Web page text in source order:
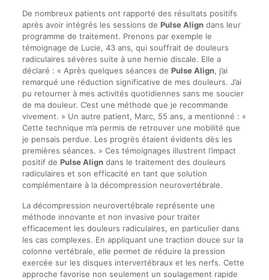
De nombreux patients ont rapporté des résultats positifs
après avoir intégrés les sessions de Pulse Aligndans leur
programme de traitement. Prenons par exemple le
témoignage de Lucie, 43 ans, qui souffrait de douleurs
radiculaires sévères suite à une hernie discale. Elle a
déclaré : « Après quelques séances de Pulse Align, j’ai
remarqué une réduction significative de mes douleurs. J’ai
pu retourner à mes activités quotidiennes sans me soucier
de ma douleur. C’est une méthode que je recommande
vivement. » Un autre patient, Marc, 55 ans, a mentionné : «
Cette technique m’a permis de retrouver une mobilité que
je pensais perdue. Les progrès étaient évidents dès les
premières séances. » Ces témoignages illustrent l’impact
positif de Pulse Aligndans le traitement des douleurs
radiculaires et son efficacité en tant que solution
complémentaire à la décompression neurovertébrale.
La décompression neurovertébrale représente une
méthode innovante et non invasive pour traiter
efficacement les douleurs radiculaires, en particulier dans
les cas complexes. En appliquant une traction douce sur la
colonne vertébrale, elle permet de réduire la pression
exercée sur les disques intervertébraux et les nerfs. Cette
approche favorise non seulement un soulagement rapide